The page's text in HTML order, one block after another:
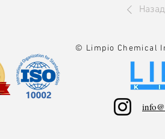
Назад
© Limpio Chemical